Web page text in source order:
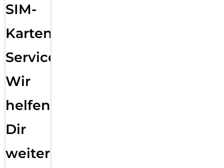
SIM-
Karten
Service:
Wir
helfen
Dir
weiter